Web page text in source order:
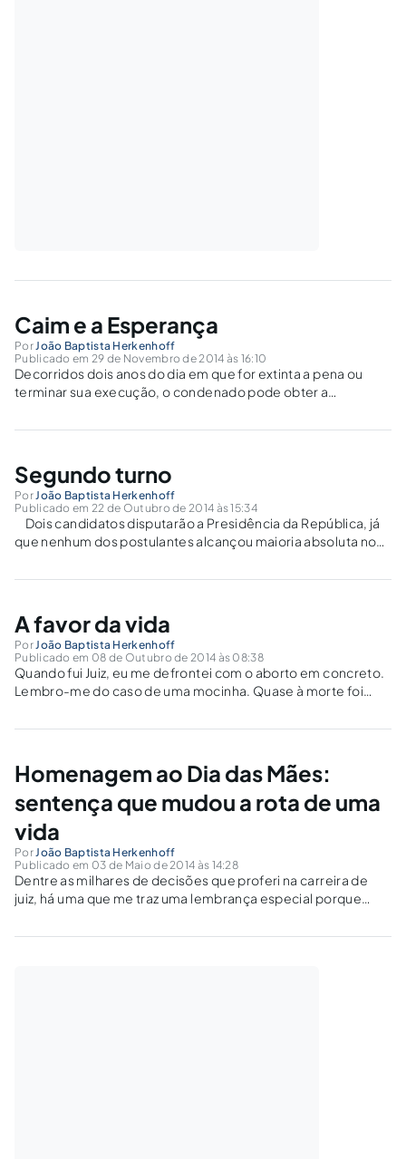
Caim e a Esperança
PorJoão Baptista Herkenhoff
Publicado em 29 de Novembro de 2014 às 16:10
Decorridos dois anos do dia em que for extinta a pena ou
terminar sua execução, o condenado pode obter a
extremamente cruel. Entre a Esperança e as marcas de
Segundo turno
PorJoão Baptista Herkenhoff
Publicado em 22 de Outubro de 2014 às 15:34
Dois candidatos disputarão a Presidência da República, já
que nenhum dos postulantes alcançou maioria absoluta no
turno quando nenhum candidato ao Governo tiver obtido a
A favor da vida
PorJoão Baptista Herkenhoff
Publicado em 08 de Outubro de 2014 às 08:38
Quando fui Juiz, eu me defrontei com o aborto em concreto.
Lembro-me do caso de uma mocinha. Quase à morte foi
o fato à Justiça.
Homenagem ao Dia das Mães:
sentença que mudou a rota de uma
vida
PorJoão Baptista Herkenhoff
Publicado em 03 de Maio de 2014 às 14:28
Dentre as milhares de decisões que proferi na carreira de
juiz, há uma que me traz uma lembrança especial porque
maior riqueza era aquela criança que pulsava no seu ventre.